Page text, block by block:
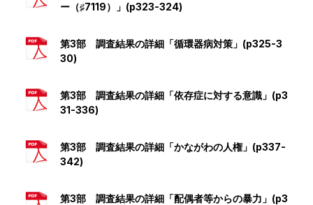
ー（♯7119）」(p323-324)
第3部 調査結果の詳細「循環器病対策」(p325-3
30)
第3部 調査結果の詳細「依存症に対する意識」(p3
31-336)
第3部 調査結果の詳細「かながわの人権」(p337-
342)
第3部 調査結果の詳細「配偶者等からの暴力」(p3